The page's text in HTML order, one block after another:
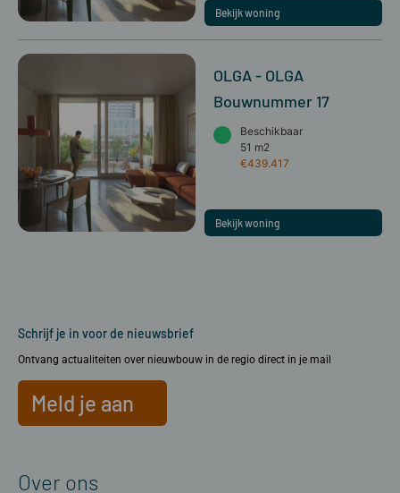
Bekijk woning
OLGA - OLGA
Bouwnummer 17
Beschikbaar
51 m2
€439.417
Bekijk woning
Schrijf je in voor de nieuwsbrief
Ontvang actualiteiten over nieuwbouw in de regio direct in je mail
Meld je aan
Over ons